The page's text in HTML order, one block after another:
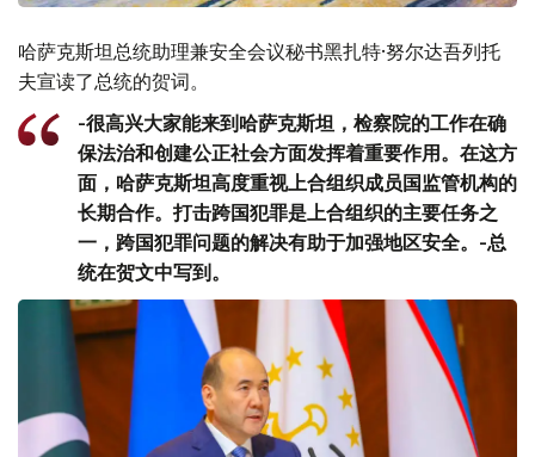
哈萨克斯坦总统助理兼安全会议秘书黑扎特·努尔达吾列托
夫宣读了总统的贺词。
-很高兴大家能来到哈萨克斯坦，检察院的工作在确
保法治和创建公正社会方面发挥着重要作用。在这方
面，哈萨克斯坦高度重视上合组织成员国监管机构的
长期合作。打击跨国犯罪是上合组织的主要任务之
一，跨国犯罪问题的解决有助于加强地区安全。-总
统在贺文中写到。